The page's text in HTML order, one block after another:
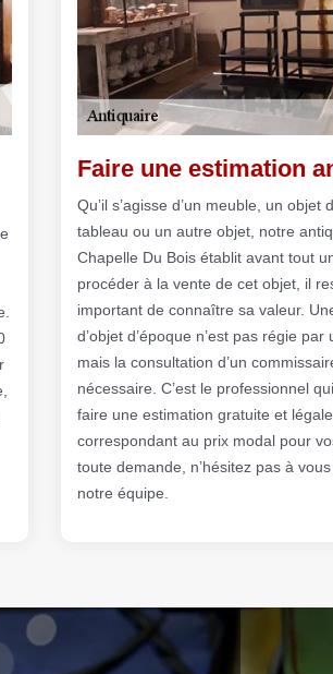
Faire une estimation
Qu’il s’agisse d’un meuble, un objet
tableau ou un autre objet, notre
Chapelle Du Bois établit avant tout
procéder à la vente de cet objet, il
important de connaître sa valeur.
d’objet d’époque n’est pas régie par
mais la consultation d’un
nécessaire. C’est le professionnel
faire une estimation gratuite et
correspondant au prix modal pour
toute demande, n’hésitez pas à
notre équipe.